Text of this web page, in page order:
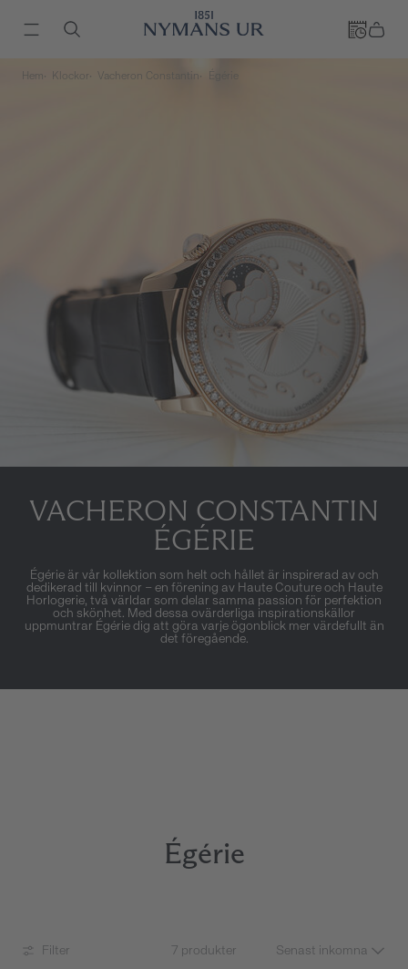
Hem Klockor Vacheron Constantin
VACHERON CONSTANTIN
ÉGÉRIE
Égérie är vår kollektion som helt och hållet är inspirerad av och
dedikerad till kvinnor – en förening av Haute Couture och Haute
Horlogerie, två världar som delar samma passion för perfektion
och skönhet. Med dessa ovärderliga inspirationskällor
uppmuntrar Égérie dig att göra varje ögonblick mer värdefullt än
det föregående.
Égérie
Filter 7 produkter